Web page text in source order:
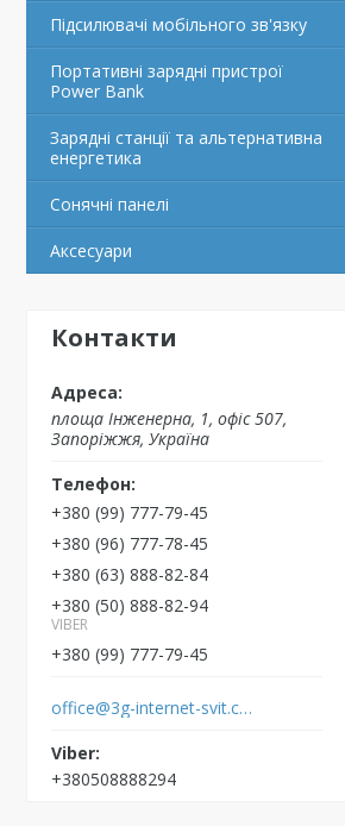
Підсилювачі мобільного зв'язку
Портативні зарядні пристрої
Power Bank
Зарядні станції та альтернативна
енергетика
Сонячні панелі
Аксесуари
Контакти
площа Інженерна, 1, офіс 507,
Запоріжжя, Україна
+380 (99) 777-79-45
+380 (96) 777-78-45
+380 (63) 888-82-84
+380 (50) 888-82-94
VIBER
+380 (99) 777-79-45
office@3g-internet-svit.com.ua
+380508888294